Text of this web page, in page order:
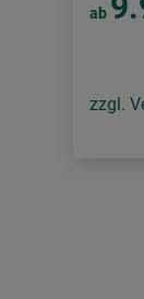
ab
zzgl.